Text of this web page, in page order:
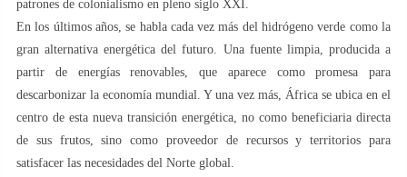
patrones de colonialismo en pleno siglo XXI.
En los últimos años, se habla cada vez más del hidrógeno verde como la
gran alternativa energética del futuro. Una fuente limpia, producida a
partir de energías renovables, que aparece como promesa para
descarbonizar la economía mundial. Y una vez más, África se ubica en el
centro de esta nueva transición energética, no como beneficiaria directa
de sus frutos, sino como proveedor de recursos y territorios para
satisfacer las necesidades del Norte global.